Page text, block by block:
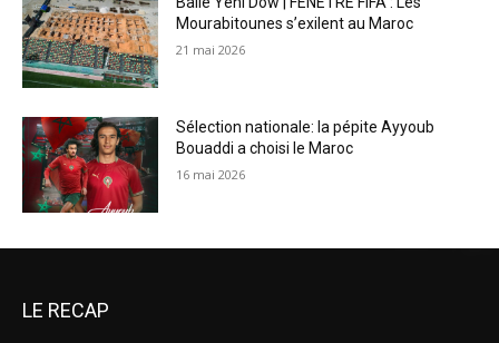
Mourabitounes s’exilent au Maroc
21 mai 2026
Sélection nationale: la pépite Ayyoub
Bouaddi a choisi le Maroc
16 mai 2026
LE RECAP